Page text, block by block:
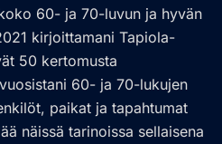
60- ja 70-luvun ja hyvän
kirjoittamani Tapiola-
50 kertomusta
60- ja 70-lukujen
paikat ja tapahtumat
näissä tarinoissa sellaisena